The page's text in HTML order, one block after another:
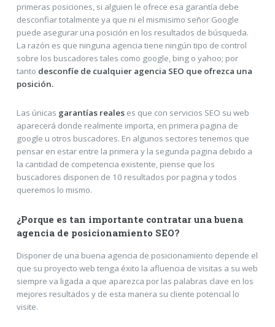
primeras posiciones, si alguien le ofrece esa garantía debe
desconfiar totalmente ya que ni el mismisimo señor Google
puede asegurar una posición en los resultados de búsqueda.
La razón es que ninguna agencia tiene ningún tipo de control
sobre los buscadores tales como google, bing o yahoo; por
tanto desconfíe de cualquier agencia SEO que ofrezca una
posición.
Las únicas garantías realeses que con servicios SEO su web
aparecerá donde realmente importa, en primera pagina de
google u otros buscadores. En algunos sectores tenemos que
pensar en estar entre la primera y la segunda pagina debido a
la cantidad de competencia existente, piense que los
buscadores disponen de 10 resultados por pagina y todos
queremos lo mismo.
¿Porque es tan importante contratar una buena
agencia de posicionamiento SEO?
Disponer de una buena agencia de posicionamiento depende el
que su proyecto web tenga éxito la afluencia de visitas a su web
siempre va ligada a que aparezca por las palabras clave en los
mejores resultados y de esta manera su cliente potencial lo
visite.